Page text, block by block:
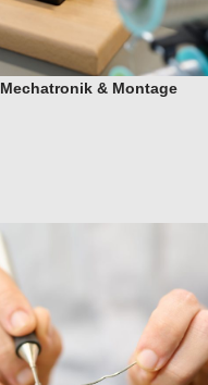
Mechatronik & Montage